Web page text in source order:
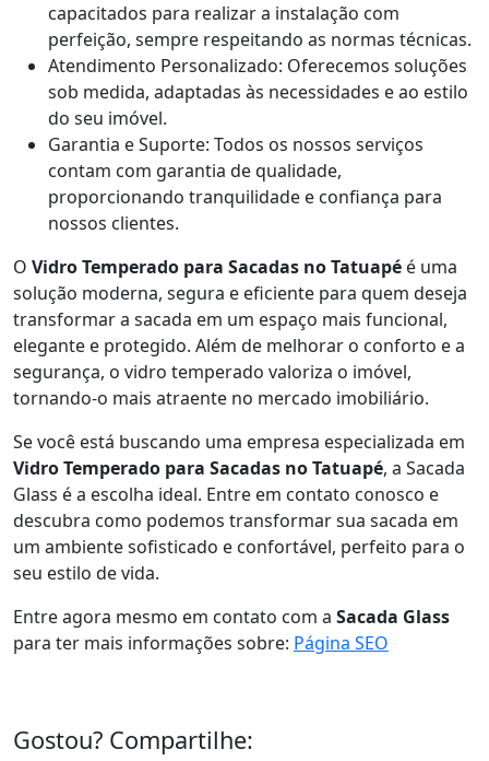
capacitados para realizar a instalação com
perfeição, sempre respeitando as normas técnicas.
Atendimento Personalizado: Oferecemos soluções
sob medida, adaptadas às necessidades e ao estilo
do seu imóvel.
Garantia e Suporte: Todos os nossos serviços
contam com garantia de qualidade,
proporcionando tranquilidade e confiança para
nossos clientes.
O Vidro Temperado para Sacadas no Tatuapé é uma
solução moderna, segura e eficiente para quem deseja
transformar a sacada em um espaço mais funcional,
elegante e protegido. Além de melhorar o conforto e a
segurança, o vidro temperado valoriza o imóvel,
tornando-o mais atraente no mercado imobiliário.
Se você está buscando uma empresa especializada em
Vidro Temperado para Sacadas no Tatuapé, a Sacada
Glass é a escolha ideal. Entre em contato conosco e
descubra como podemos transformar sua sacada em
um ambiente sofisticado e confortável, perfeito para o
seu estilo de vida.
Entre agora mesmo em contato com a Sacada Glass
para ter mais informações sobre: Página SEO
Gostou? Compartilhe: